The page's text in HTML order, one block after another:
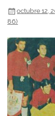
octubre 12,
86)